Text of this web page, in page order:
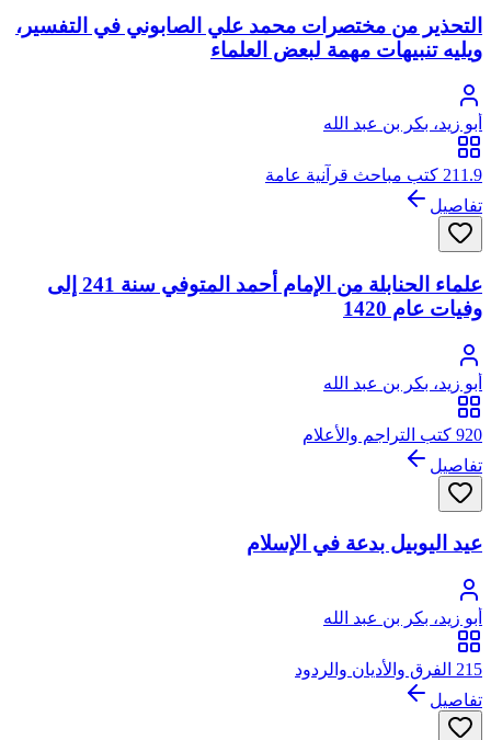
التحذير من مختصرات محمد علي الصابوني في التفسير،
ويليه تنبيهات مهمة لبعض العلماء
أبو زيد، بكر بن عبد الله
211.9 كتب مباحث قرآنية عامة
تفاصيل
علماء الحنابلة من الإمام أحمد المتوفي سنة 241 إلى
وفيات عام 1420
أبو زيد، بكر بن عبد الله
920 كتب التراجم والأعلام
تفاصيل
عيد اليوبيل بدعة في الإسلام
أبو زيد، بكر بن عبد الله
215 الفرق والأديان والردود
تفاصيل